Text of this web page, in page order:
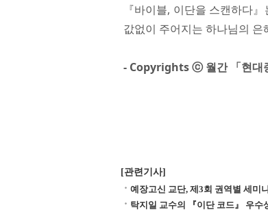
『바이블, 이단을 스캔하다
값없이 주어지는 하나님의
- Copyrights ⓒ 월간 「현대
[관련기사]
예장고신 교단, 제3회 권역별 세미
탁지일 교수의 『이단 코드』 우수